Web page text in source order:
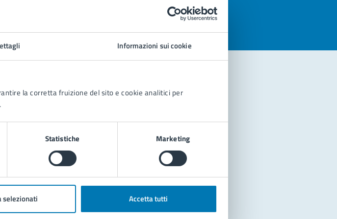
Informazioni sui cookie
la corretta fruizione del sito e cookie analitici per
Statistiche Marketing
selezionati Accetta tutti